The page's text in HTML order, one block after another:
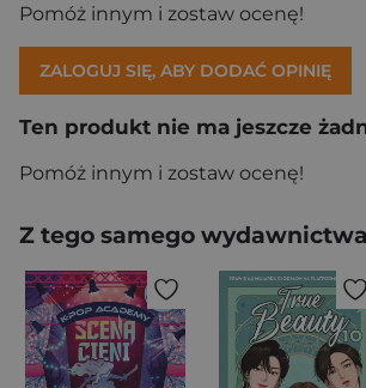
Pomóż innym i zostaw ocenę!
ZALOGUJ SIĘ, ABY DODAĆ OPINIĘ
Ten produkt nie ma jeszcze
Pomóż innym i zostaw ocenę!
Z tego samego wydawnictwa